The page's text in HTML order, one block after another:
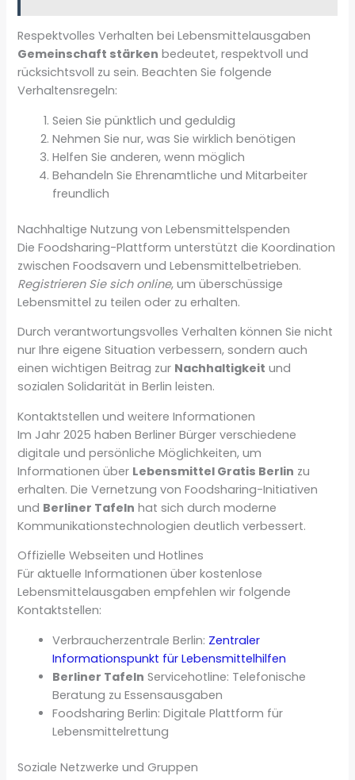
Respektvolles Verhalten bei Lebensmittelausgaben
Gemeinschaft stärken bedeutet, respektvoll und
rücksichtsvoll zu sein. Beachten Sie folgende
Verhaltensregeln:
Seien Sie pünktlich und geduldig
Nehmen Sie nur, was Sie wirklich benötigen
Helfen Sie anderen, wenn möglich
Behandeln Sie Ehrenamtliche und Mitarbeiter
freundlich
Nachhaltige Nutzung von Lebensmittelspenden
Die Foodsharing-Plattform unterstützt die Koordination
zwischen Foodsavern und Lebensmittelbetrieben.
Registrieren Sie sich online, um überschüssige
Lebensmittel zu teilen oder zu erhalten.
Durch verantwortungsvolles Verhalten können Sie nicht
nur Ihre eigene Situation verbessern, sondern auch
einen wichtigen Beitrag zur Nachhaltigkeit und
sozialen Solidarität in Berlin leisten.
Kontaktstellen und weitere Informationen
Im Jahr 2025 haben Berliner Bürger verschiedene
digitale und persönliche Möglichkeiten, um
Informationen über Lebensmittel Gratis Berlin zu
erhalten. Die Vernetzung von Foodsharing-Initiativen
und Berliner Tafeln hat sich durch moderne
Kommunikationstechnologien deutlich verbessert.
Offizielle Webseiten und Hotlines
Für aktuelle Informationen über kostenlose
Lebensmittelausgaben empfehlen wir folgende
Kontaktstellen:
Verbraucherzentrale Berlin: Zentraler
Informationspunkt für Lebensmittelhilfen
Berliner Tafeln Servicehotline: Telefonische
Beratung zu Essensausgaben
Foodsharing Berlin: Digitale Plattform für
Lebensmittelrettung
Soziale Netzwerke und Gruppen